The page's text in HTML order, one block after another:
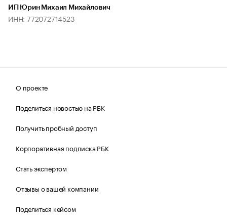
ИП Юрин Михаил Михайлович
ИНН: 772072714523
О проекте
Поделиться новостью на РБК
Получить пробный доступ
Корпоративная подписка РБК
Стать экспертом
Отзывы о вашей компании
Поделиться кейсом